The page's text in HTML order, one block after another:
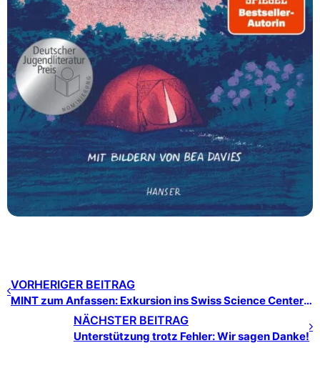
VORHERIGER BEITRAG
MINT zum Anfassen: Exkursion ins Swiss Science Center Technorama
NÄCHSTER BEITRAG
Unterstützung trotz Fehler: Wir sagen Danke!